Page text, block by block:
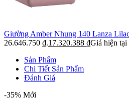
Giường Amber Nhung 140 Lanza
26.646.750 ₫.17.320.388 ₫Giá hiện tại
Sản Phẩm
Chi Tiết Sản Phẩm
Đánh Giá
-35% Mới